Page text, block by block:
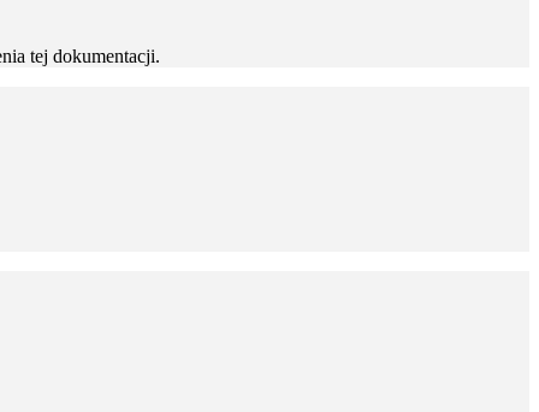
tej dokumentacji.